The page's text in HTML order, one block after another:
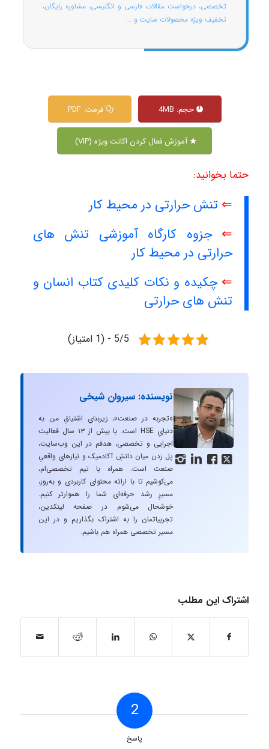
تخصصی، درخواست مقالات فارسی و انگلیسی، مشاوره رایگان،
تخفیف ویژه محصولات سایت و ...
حجم: 4MB فرمت: PDF
آموزش فعال کردن اکانت ویژه (VIP)
حتما بخوانید:
⇐ تنش حرارتی در محیط کار
⇐جزوه کارگاه آموزشی تنش های
حرارتی در محیط کار
⇐چکیده و نکات کلیدی کتاب انسان و
تنش های حرارتی
5/5 - (1 امتیاز)
   
نویسنده: سیروان شیخی
«تجربه در صنعت»، زیربنایِ اشتیاقِ من به
دنیایِ HSE است. با بیش از ۱۳ سال فعالیت
اجرایی و تخصصی، هدفم در این وب‌سایت،
پل زدن میان دانشِ آکادمیک و نیازهای واقعیِ
صنعت است. همراه با تیم تخصصی‌ام،
می‌کوشیم تا با ارائه محتوای کاربردی و به‌روز،
مسیرِ رشد حرفه‌ای شما را هموارتر کنیم.
خوشحال می‌شوم در صفحه لینکدین،
تجربیاتمان را به اشتراک بگذاریم و در این
مسیر تخصصی همراه هم باشیم.
اشتراک این مطلب
2
پاسخ